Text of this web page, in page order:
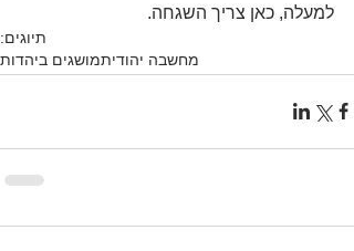
למעלה, כאן צריך השגחה.
תיוגים:
מחשבה יהודיתמושגים ביהדות